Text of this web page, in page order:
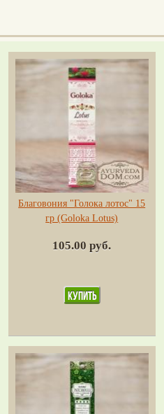
Благовония "Голока лотос" 15
гр (Goloka Lotus)
105.00 руб.